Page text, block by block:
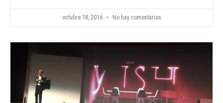
octubre 18, 2016 No hay comentarios